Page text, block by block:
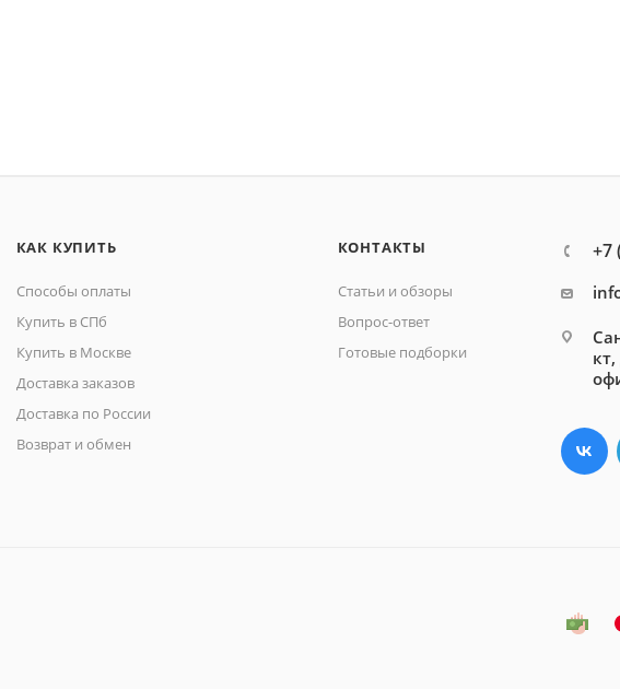
КАК КУПИТЬ
Способы оплаты
Купить в СПб
Купить в Москве
Доставка заказов
Доставка по России
Возврат и обмен
КОНТАКТЫ
Статьи и обзоры
Вопрос-ответ
Готовые подборки
+7